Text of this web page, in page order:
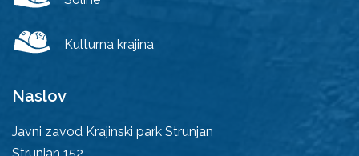
Kulturna krajina
Naslov
Javni zavod Krajinski park Strunjan